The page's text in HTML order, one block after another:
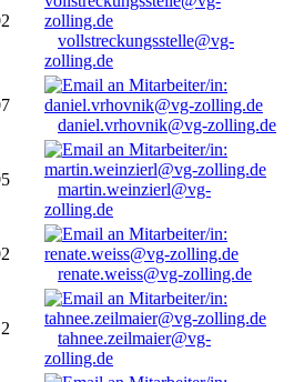
vollstreckungsstelle@vg-
zolling.de
daniel.vrhovnik@vg-zolling.de
martin.weinzierl@vg-
zolling.de
renate.weiss@vg-zolling.de
tahnee.zeilmaier@vg-
zolling.de